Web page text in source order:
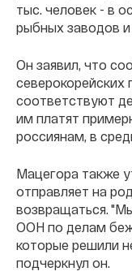
тыс. человек - в
рыбных заводов и
Он заявил, что
северокорейских
соответствуют
им платят
россиянам, в
Мацегора также
отправляет на
возвращаться.
ООН по делам
которые решили
подчеркнул он.